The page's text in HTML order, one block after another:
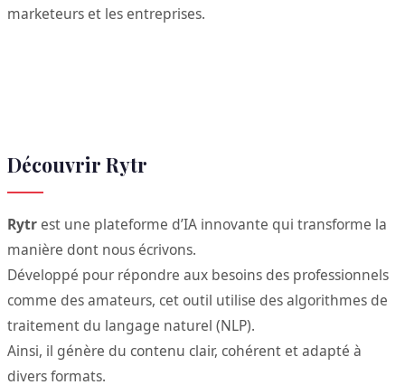
marketeurs et les entreprises.
Découvrir Rytr
Rytr est une plateforme d’IA innovante qui transforme la
manière dont nous écrivons.
Développé pour répondre aux besoins des professionnels
comme des amateurs, cet outil utilise des algorithmes de
traitement du langage naturel (NLP).
Ainsi, il génère du contenu clair, cohérent et adapté à
divers formats.